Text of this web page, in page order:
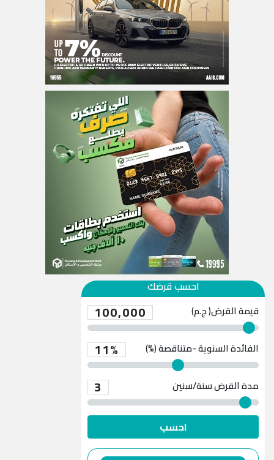
احسب قرضك
قيمة القرض( ج.م) 100,000
الفائدة السنوية -متناقصة (%) 11%
مدة القرض 3 سنة/سنين
احسب